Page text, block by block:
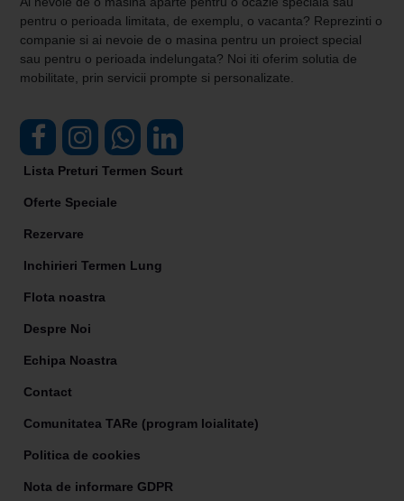
pentru o perioada limitata, de exemplu, o vacanta? Reprezinti o
companie si ai nevoie de o masina pentru un proiect special
sau pentru o perioada indelungata? Noi iti oferim solutia de
mobilitate, prin servicii prompte si personalizate.
Lista Preturi Termen Scurt
Oferte Speciale
Rezervare
Inchirieri Termen Lung
Flota noastra
Despre Noi
Echipa Noastra
Contact
Comunitatea TARe (program loialitate)
Politica de cookies
Nota de informare GDPR